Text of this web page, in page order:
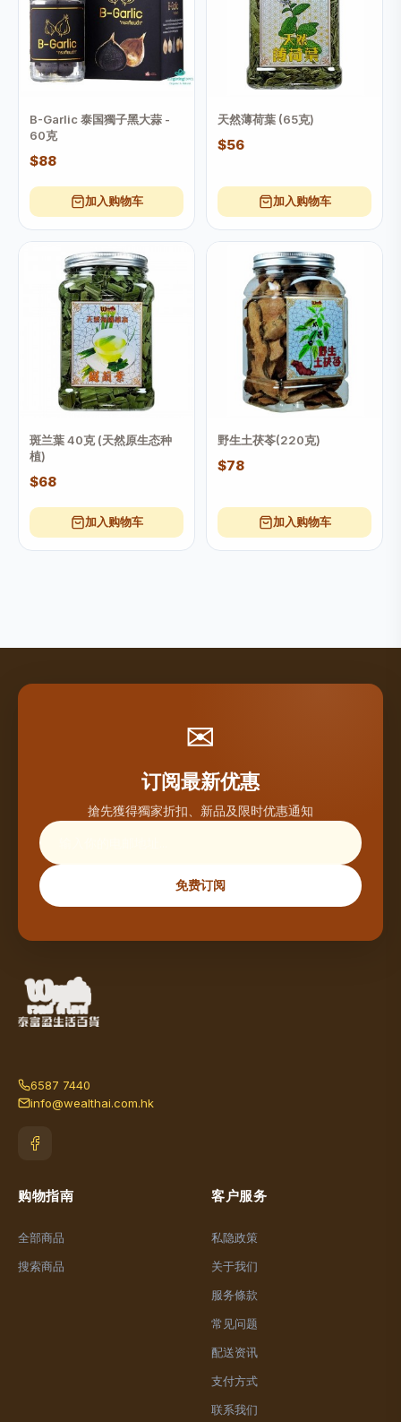
B-Garlic 泰国獨子黑大蒜 -
60克
$88
加入购物车
天然薄荷葉 (65克)
$56
加入购物车
斑兰葉 40克 (天然原生态种
植)
$68
加入购物车
野生土茯苓(220克)
$78
加入购物车
✉
订阅最新优惠
搶先獲得獨家折扣、新品及限时优惠通知
免费订阅
6587 7440
info@wealthai.com.hk
购物指南
全部商品
搜索商品
客户服务
私隐政策
关于我们
服务條款
常见问题
配送资讯
支付方式
联系我们